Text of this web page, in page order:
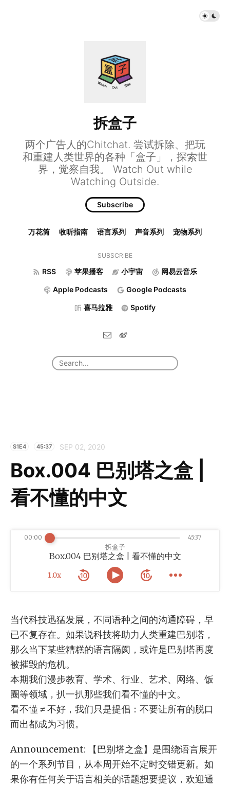
拆盒子
两个广告人的Chitchat. 尝试拆除、把玩
和重建人类世界的各种「盒子」，探索世
界，觉察自我。 Watch Out while
Watching Outside.
Subscribe
万花筒 收听指南 语言系列 声音系列 宠物系列
SUBSCRIBE
RSS 苹果播客 小宇宙 网易云音乐
Apple Podcasts Google Podcasts
喜马拉雅 Spotify
S1E4 45:37 SEP 02, 2020
Box.004 巴别塔之盒 |
看不懂的中文
拆盒子
Box.004 巴别塔之盒 | 看不懂的中文
1.0x
00:00 45:37
当代科技迅猛发展，不同语种之间的沟通障碍，早
已不复存在。如果说科技将助力人类重建巴别塔，
那么当下某些糟糕的语言隔阂，或许是巴别塔再度
被摧毁的危机。
本期我们漫步教育、学术、行业、艺术、网络、饭
圈等领域，扒一扒那些我们看不懂的中文。
看不懂 ≠ 不好，我们只是提倡：不要让所有的脱口
而出都成为习惯。
Announcement: 【巴别塔之盒】是围绕语言展开
的一个系列节目，从本周开始不定时交错更新。如
果你有任何关于语言相关的话题想要提议，欢迎通